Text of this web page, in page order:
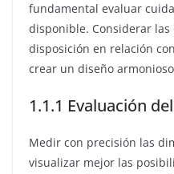
fundamental evaluar
disponible. Considerar
disposición en relación
crear un diseño
1.1.1 Evaluación
Medir con precisión las
visualizar mejor las